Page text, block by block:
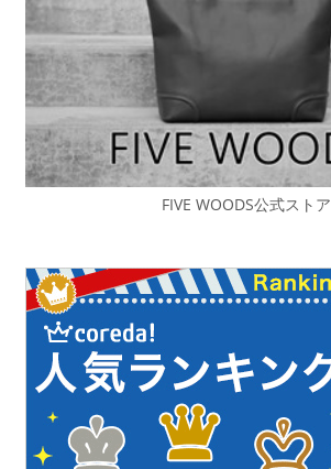
FIVE WOODS公式ストア